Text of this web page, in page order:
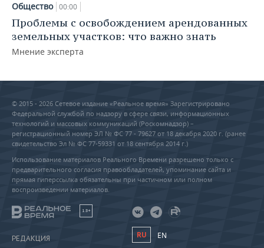
Общество 00:00
Проблемы с освобождением арендованных
земельных участков: что важно знать
Мнение эксперта
© 2015 - 2026 Сетевое издание «Реальное время» Зарегистрировано
Федеральной службой по надзору в сфере связи, информационных
технологий и массовых коммуникаций (Роскомнадзор) –
регистрационный номер ЭЛ № ФС 77 - 79627 от 18 декабря 2020 г. (ранее
свидетельство Эл № ФС 77-59331 от 18 сентября 2014 г.)
Использование материалов Реального Времени разрешено только с
предварительного согласия правообладателей, упоминание сайта и
прямая гиперссылка обязательны при частичном или полном
воспроизведении материалов.
18+
РЕДАКЦИЯ RU EN